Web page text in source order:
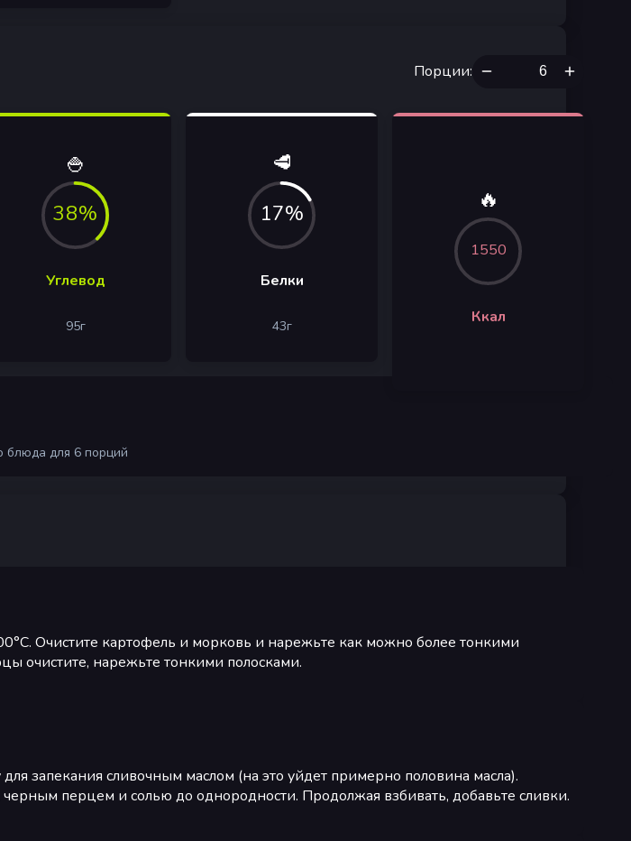
Порции:
🍚
38%
Углевод
95г
🥩
17%
Белки
43г
🔥
1550
Ккал
блюда для 6 порций
Очистите картофель и морковь и нарежьте как можно более тонкими
очистите, нарежьте тонкими полосками.
запекания сливочным маслом (на это уйдет примерно половина масла).
перцем и солью до однородности. Продолжая взбивать, добавьте сливки.